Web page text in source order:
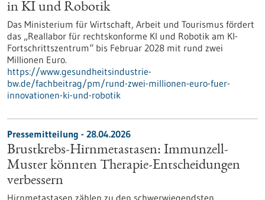
in KI und Robotik
Das Ministerium für Wirtschaft, Arbeit und Tourismus fördert
das „Reallabor für rechtskonforme KI und Robotik am KI-
Fortschrittszentrum“ bis Februar 2028 mit rund zwei
Millionen Euro.
https://www.gesundheitsindustrie-
bw.de/fachbeitrag/pm/rund-zwei-millionen-euro-fuer-
innovationen-ki-und-robotik
Pressemitteilung - 28.04.2026
Brustkrebs-Hirnmetastasen: Immunzell-
Muster könnten Therapie-Entscheidungen
verbessern
Hirnmetastasen zählen zu den schwerwiegendsten